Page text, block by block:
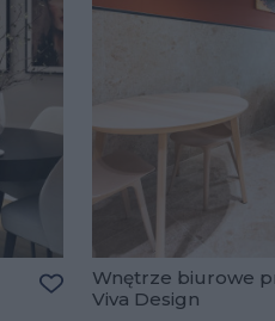
Dodaj do ulubionych
Wnętrze biurowe
Viva Design